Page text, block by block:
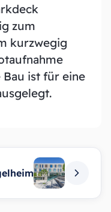
zum
kurzwegig
ist für eine